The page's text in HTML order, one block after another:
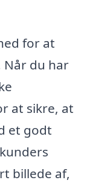
for at
Når du har
at sikre, at
et godt
billede af,